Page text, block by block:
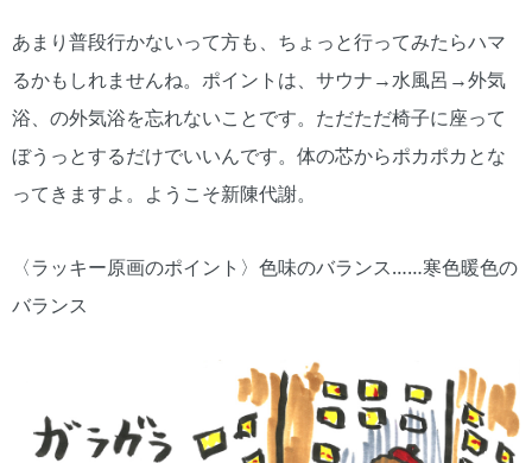
あまり普段行かないって方も、ちょっと行ってみたらハマ
るかもしれませんね。ポイントは、サウナ→水風呂→外気
浴、の外気浴を忘れないことです。ただただ椅子に座って
ぼうっとするだけでいいんです。体の芯からポカポカとな
ってきますよ。ようこそ新陳代謝。
〈ラッキー原画のポイント〉色味のバランス……寒色暖色の
バランス